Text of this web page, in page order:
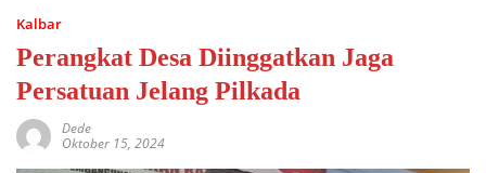
Kalbar
Perangkat Desa Diinggatkan Jaga
Persatuan Jelang Pilkada
Dede
Oktober 15, 2024